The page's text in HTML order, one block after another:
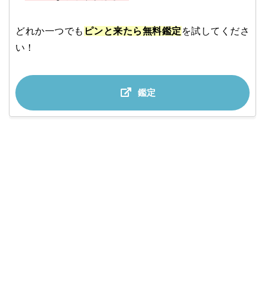
どれか一つでも ピンと来たら無料鑑定 を試してくださ
い！
鑑定